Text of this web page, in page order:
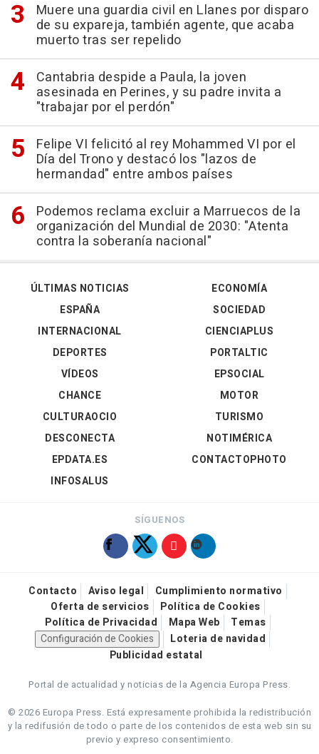
Muere una guardia civil en Llanes por disparo
de su expareja, también agente, que acaba
muerto tras ser repelido
Cantabria despide a Paula, la joven
asesinada en Perines, y su padre invita a
"trabajar por el perdón"
Felipe VI felicitó al rey Mohammed VI por el
Día del Trono y destacó los "lazos de
hermandad" entre ambos países
Podemos reclama excluir a Marruecos de la
organización del Mundial de 2030: "Atenta
contra la soberanía nacional"
ÚLTIMAS NOTICIAS
ESPAÑA
INTERNACIONAL
DEPORTES
VÍDEOS
ECONOMÍA
SOCIEDAD
CIENCIAPLUS
PORTALTIC
EPSOCIAL
CHANCE
CULTURAOCIO
DESCONECTA
EPDATA.ES
INFOSALUS
MOTOR
TURISMO
NOTIMÉRICA
CONTACTOPHOTO
SÍGUENOS
Contacto Aviso legal
Cumplimiento normativo
Oferta de servicios
Política de Cookies
Política de Privacidad
Mapa Web
Temas
Configuración de Cookies
Loteria de navidad
Publicidad estatal
Portal de actualidad y noticias de la Agencia Europa Press.
© 2026 Europa Press. Está expresamente prohibida la redistribución
y la redifusión de todo o parte de los contenidos de esta web sin su
previo y expreso consentimiento.